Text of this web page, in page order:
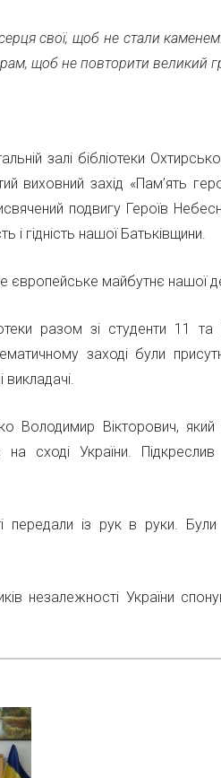
свої, щоб не стали
щоб не повторити великий
залі бібліотеки
виховний захід «Пам’ять
подвигу Героїв
і гідність нашої Батьківщини.
європейське майбутнє нашої
разом зі студенти 11 та
заході були
Вікторович, який
сході України. Підкреслив
передали із рук в руки. Були
незалежності України